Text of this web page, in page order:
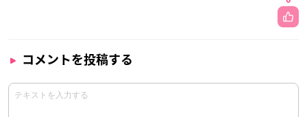
コメントを投稿する